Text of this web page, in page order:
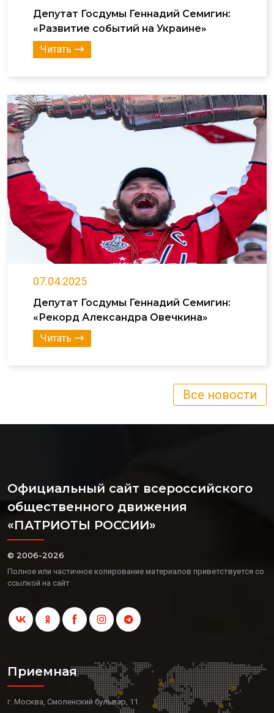
Депутат Госдумы Геннадий Семигин:
«Развитие событий на Украине»
Читать
07.04.2025
Депутат Госдумы Геннадий Семигин:
«Рекорд Александра Овечкина»
Читать
Все новости
Официальный сайт всероссийского
общественного движения
«ПАТРИОТЫ РОССИИ»
© 2006-2026
Полное или частичное копирование материалов приветствуется со
ссылкой на сайт
Приемная
г. Москва, Смоленский бульвар, 11